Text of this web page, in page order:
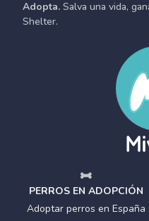
Adopta. Salva una vida,
Shelter.
PERROS EN ADOPCIÓN
Adoptar perros en España